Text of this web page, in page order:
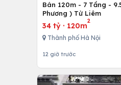
Bán 120m - 7 Tầng -
Phương ) Từ Liêm
34 tỷ · 120m
2
Thành phố Hà Nội
12 giờ trước